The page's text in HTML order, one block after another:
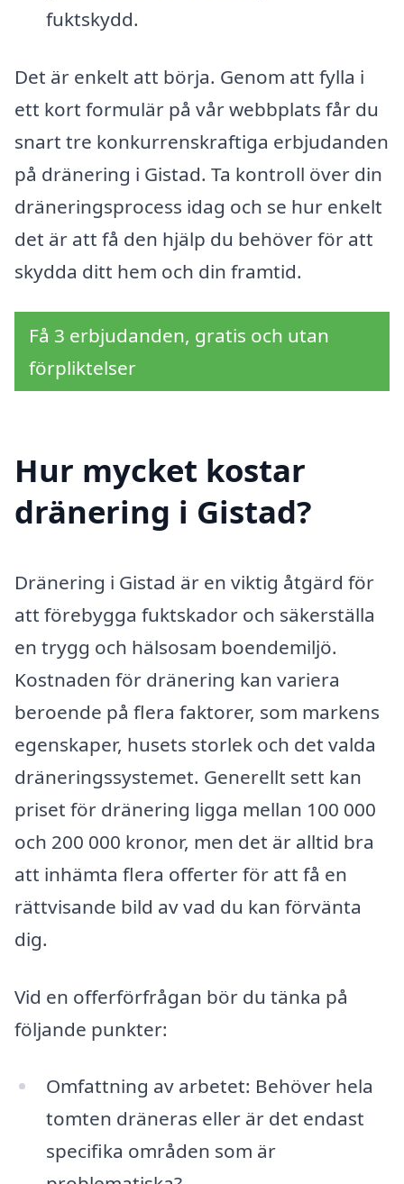
fuktskydd.
Det är enkelt att börja. Genom att fylla i
ett kort formulär på vår webbplats får du
snart tre konkurrenskraftiga erbjudanden
på dränering i Gistad. Ta kontroll över din
dräneringsprocess idag och se hur enkelt
det är att få den hjälp du behöver för att
skydda ditt hem och din framtid.
Få 3 erbjudanden, gratis och utan
förpliktelser
Hur mycket kostar
dränering i Gistad?
Dränering i Gistad är en viktig åtgärd för
att förebygga fuktskador och säkerställa
en trygg och hälsosam boendemiljö.
Kostnaden för dränering kan variera
beroende på flera faktorer, som markens
egenskaper, husets storlek och det valda
dräneringssystemet. Generellt sett kan
priset för dränering ligga mellan 100 000
och 200 000 kronor, men det är alltid bra
att inhämta flera offerter för att få en
rättvisande bild av vad du kan förvänta
dig.
Vid en offerförfrågan bör du tänka på
följande punkter:
Omfattning av arbetet: Behöver hela
tomten dräneras eller är det endast
specifika områden som är